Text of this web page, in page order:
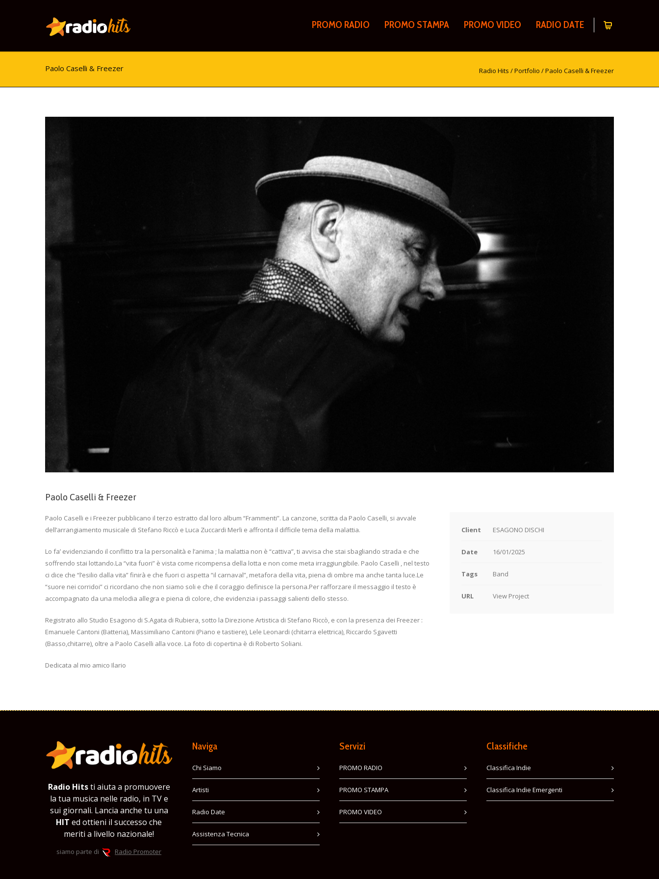
PROMO RADIO PROMO STAMPA PROMO VIDEO RADIO DATE
Paolo Caselli & Freezer Radio Hits /Portfolio /Paolo Caselli & Freezer
Paolo Caselli & Freezer
Paolo Caselli e i Freezer pubblicano il terzo estratto dal loro album “Frammenti”. La canzone, scritta da Paolo Caselli, si avvale
dell’arrangiamento musicale di Stefano Riccò e Luca Zuccardi Merli e affronta il difficile tema della malattia.
Lo fa’ evidenziando il conflitto tra la personalità e l’anima ; la malattia non è “cattiva”, ti avvisa che stai sbagliando strada e che
soffrendo stai lottando.La “vita fuori” è vista come ricompensa della lotta e non come meta irraggiungibile. Paolo Caselli , nel testo
ci dice che “l’esilio dalla vita” finirà e che fuori ci aspetta “il carnaval”, metafora della vita, piena di ombre ma anche tanta luce.Le
“suore nei corridoi” ci ricordano che non siamo soli e che il coraggio definisce la persona.Per rafforzare il messaggio il testo è
accompagnato da una melodia allegra e piena di colore, che evidenzia i passaggi salienti dello stesso.
Registrato allo Studio Esagono di S.Agata di Rubiera, sotto la Direzione Artistica di Stefano Riccò, e con la presenza dei Freezer :
Emanuele Cantoni (Batteria), Massimiliano Cantoni (Piano e tastiere), Lele Leonardi (chitarra elettrica), Riccardo Sgavetti
(Basso,chitarre), oltre a Paolo Caselli alla voce. La foto di copertina è di Roberto Soliani.
Dedicata al mio amico Ilario
Client ESAGONO DISCHI
Date 16/01/2025
Tags Band
URL View Project
Radio Hitsti aiuta a promuovere
la tua musica nelle radio, in TV e
sui giornali. Lancia anche tu una
HIT ed ottieni il successo che
meriti a livello nazionale!
siamo parte di Radio Promoter
Naviga
Chi Siamo
Artisti
Radio Date
Assistenza Tecnica
Servizi
PROMO RADIO
PROMO STAMPA
PROMO VIDEO
Classifiche
Classifica Indie
Classifica Indie Emergenti